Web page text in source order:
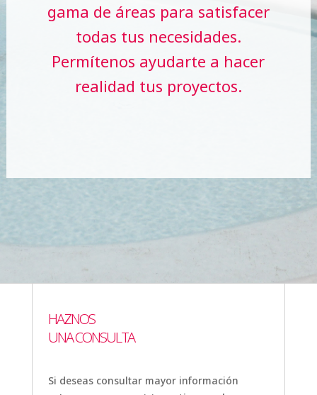
gama de áreas para satisfacer
todas tus necesidades.
Permítenos ayudarte a hacer
realidad tus proyectos.
HAZNOS
UNA CONSULTA
Si deseas consultar mayor información